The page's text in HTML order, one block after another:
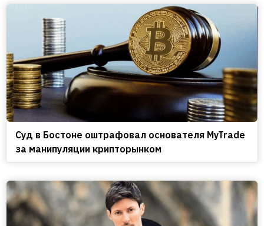
Cуд в Бостоне оштрафовал основателя MyTrade
за манипуляции крипторынком